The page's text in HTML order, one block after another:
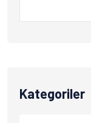
Kategoriler